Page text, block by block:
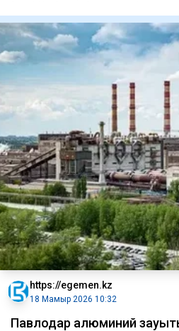
https://egemen.kz
18 Мамыр 2026 10:32
Павлодар алюминий